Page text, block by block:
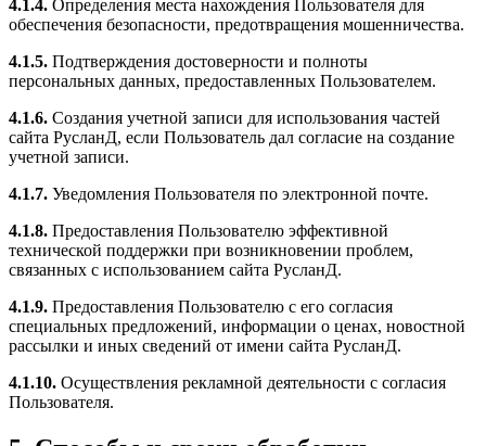
4.1.4. Определения места нахождения Пользователя для
обеспечения безопасности, предотвращения мошенничества.
4.1.5. Подтверждения достоверности и полноты
персональных данных, предоставленных Пользователем.
4.1.6. Создания учетной записи для использования частей
сайта РусланД, если Пользователь дал согласие на создание
учетной записи.
4.1.7. Уведомления Пользователя по электронной почте.
4.1.8. Предоставления Пользователю эффективной
технической поддержки при возникновении проблем,
связанных с использованием сайта РусланД.
4.1.9. Предоставления Пользователю с его согласия
специальных предложений, информации о ценах, новостной
рассылки и иных сведений от имени сайта РусланД.
4.1.10. Осуществления рекламной деятельности с согласия
Пользователя.